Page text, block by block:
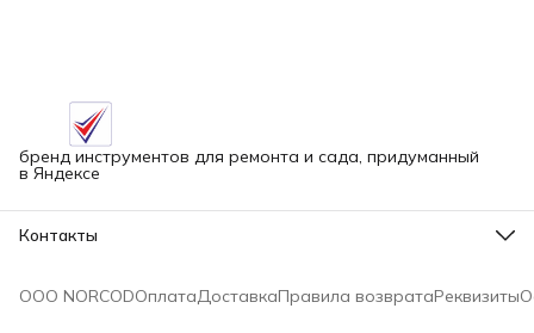
бренд инструментов для ремонта и сада, придуманный
в Яндексе
Контакты
Телефон
ООО NORCODОплатаДоставкаПравила возвратаРеквизиты